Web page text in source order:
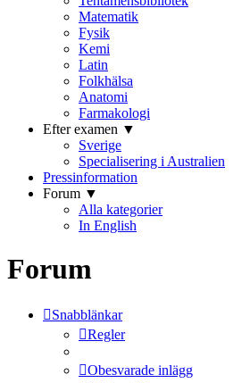
Matematik
Fysik
Kemi
Latin
Folkhälsa
Anatomi
Farmakologi
Efter examen ▼
Sverige
Specialisering i Australien
Pressinformation
Forum ▼
Alla kategorier
In English
Forum
Snabblänkar
Regler
Obesvarade inlägg